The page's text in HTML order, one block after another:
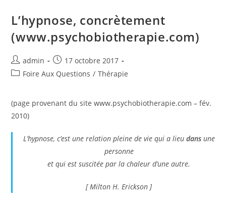
L’hypnose, concrètement
(www.psychobiotherapie.com)
Auteur/autrice
de
admin
Publication
publiée :
17 octobre 2017
PostFoire Aux Questions / Thérapie
(page provenant du site www.psychobiotherapie.com – fév.
2010)
L’hypnose, c’est une relation pleine de vie qui a lieu dansune
personne
et qui est suscitée par la chaleur d’une autre.
[ Milton H. Erickson ]